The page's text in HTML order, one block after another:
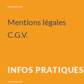
Mentions légales
C.G.V.
INFOS PRATIQUES